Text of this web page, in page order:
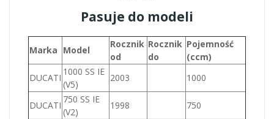
Pasuje do modeli
Marka Model
Rocznik
od
Rocznik
do
Pojemność
(ccm)
DUCATI
1000 SS IE
(V5)
2003 1000
DUCATI
750 SS IE
(V2)
1998
750